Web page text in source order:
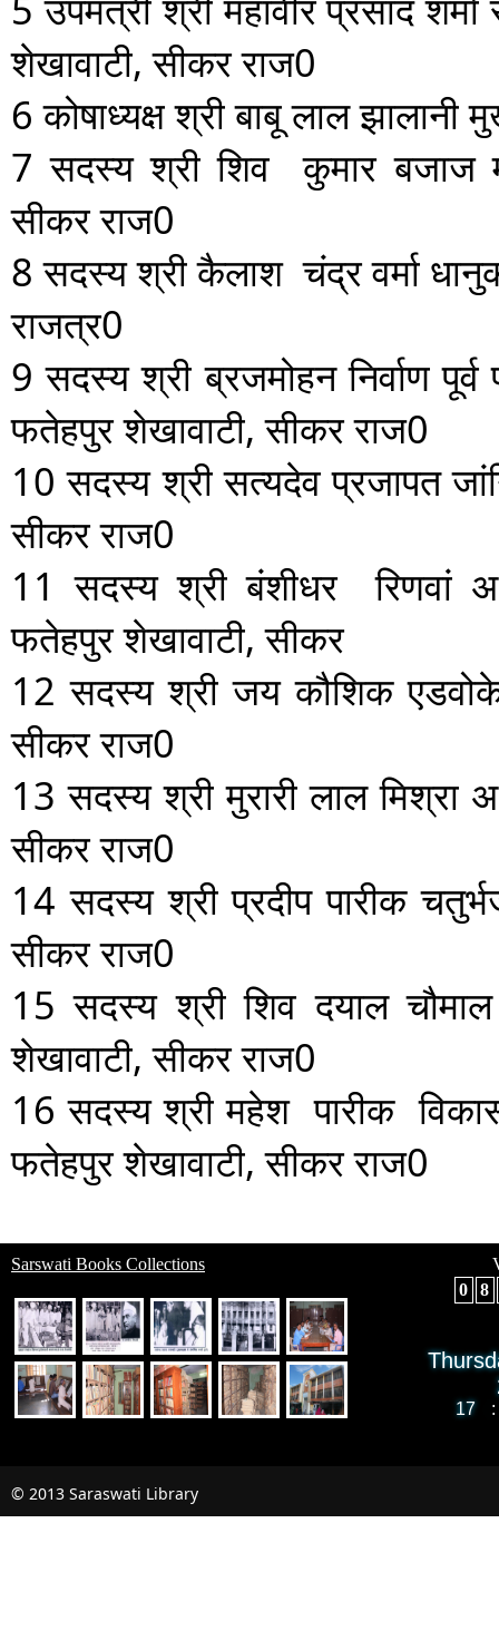
शेखावाटी, सीकर राज0
6 कोषाध्यक्षश्री बाबू लाल झालानी
7 सदस्य श्री शिव कुमार बजाज
सीकर राज0
8 सदस्यश्री कैलाश चंद्र वर्मा
राजत्र0
9 सदस्य श्री ब्रजमोहन निर्वाण
फतेहपुर शेखावाटी, सीकर राज0
10 सदस्य श्री सत्यदेव प्रजापत
सीकर राज0
11 सदस्य श्री बंशीधर रिणवां
फतेहपुर शेखावाटी, सीकर
12 सदस्य श्री जय कौशिक
सीकर राज0
13 सदस्य श्री मुरारी लाल मिश्रा
सीकर राज0
14 सदस्य श्री प्रदीप पारीक
सीकर राज0
15 सदस्य श्री शिव दयाल
शेखावाटी, सीकर राज0
16 सदस्य श्री महेश पारीक
फतेहपुर शेखावाटी, सीकर राज0
Sarswati Books Collections
0
8
17 :
© 2013 Saraswati Library